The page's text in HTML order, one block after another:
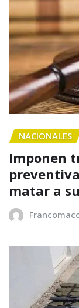
NACIONALES
Imponen
matar a